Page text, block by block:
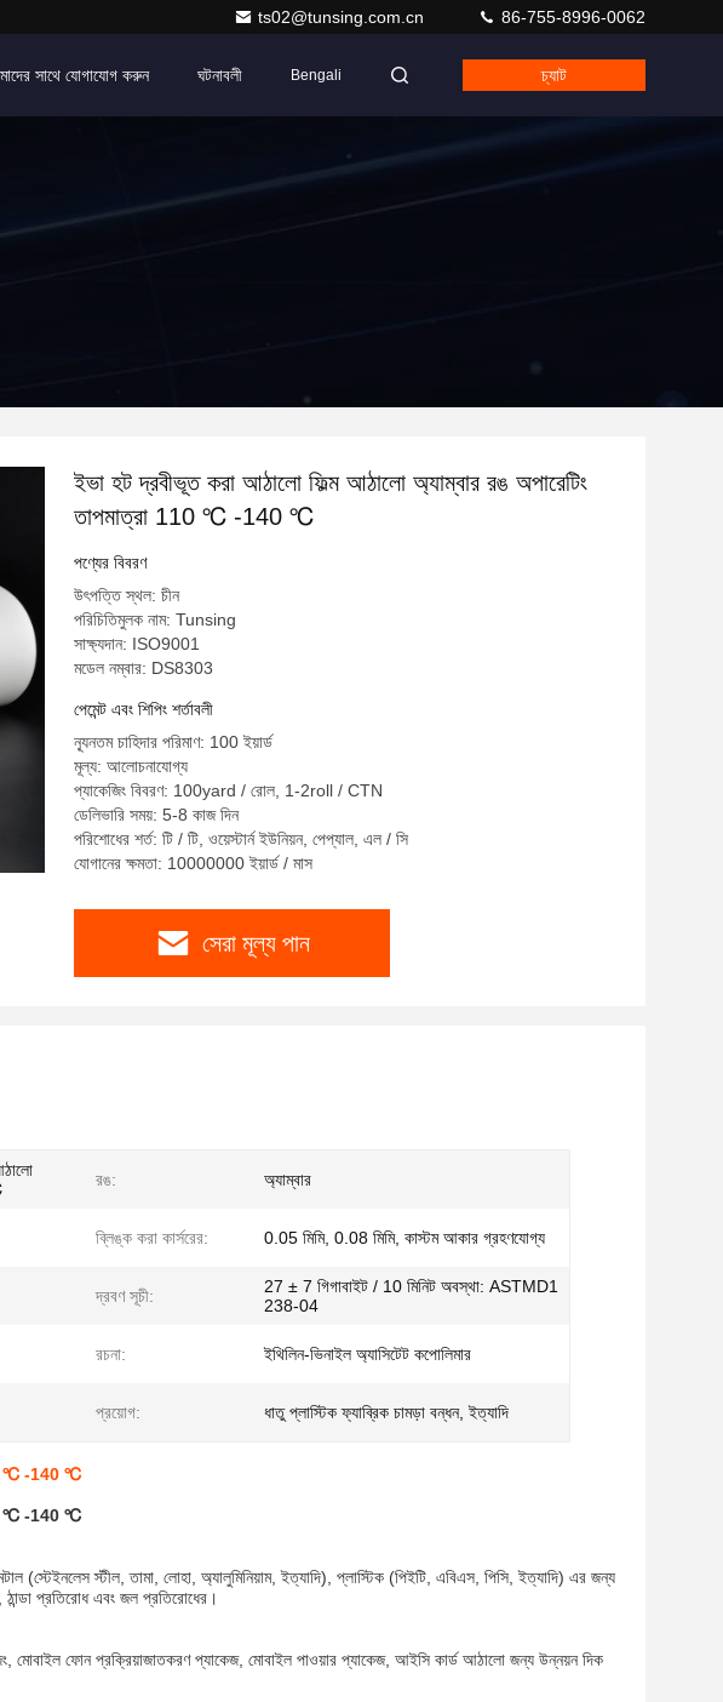
ts02@tunsing.com.cn 86-755-8996-0062
সাথে যোগাযোগ করুন ঘটনাবলী Bengali চ্যাট
ইভা হট দ্রবীভূত করা আঠালো ফিল্ম আঠালো অ্যাম্বার রঙ অপারেটিং
তাপমাত্রা 110 ℃ -140 ℃
পণ্যের বিবরণ
উৎপত্তি স্থল: চীন
পরিচিতিমুলক নাম: Tunsing
সাক্ষ্যদান: ISO9001
মডেল নম্বার: DS8303
পেমেন্ট এবং শিপিং শর্তাবলী
ন্যূনতম চাহিদার পরিমাণ: 100 ইয়ার্ড
মূল্য: আলোচনাযোগ্য
প্যাকেজিং বিবরণ: 100yard / রোল, 1-2roll / CTN
ডেলিভারি সময়: 5-8 কাজ দিন
পরিশোধের শর্ত: টি / টি, ওয়েস্টার্ন ইউনিয়ন, পেপ্যাল, এল / সি
যোগানের ক্ষমতা: 10000000 ইয়ার্ড / মাস
সেরা মূল্য পান
রঙ: অ্যাম্বার
ব্লিঙ্ক করা কার্সরের: 0.05 মিমি, 0.08 মিমি, কাস্টম আকার গ্রহণযোগ্য
দ্রবণ সূচী:
27 ± 7 গিগাবাইট / 10 মিনিট অবস্থা: ASTMD1
238-04
রচনা: ইথিলিন-ভিনাইল অ্যাসিটেট কপোলিমার
প্রয়োগ: ধাতু প্লাস্টিক ফ্যাব্রিক চামড়া বন্ধন, ইত্যাদি
℃ -140 ℃
℃ -140 ℃
(স্টেইনলেস স্টীল, তামা, লোহা, অ্যালুমিনিয়াম, ইত্যাদি), প্লাস্টিক (পিইটি, এবিএস, পিসি, ইত্যাদি) এর জন্য
প্রতিরোধ এবং জল প্রতিরোধের।
মোবাইল ফোন প্রক্রিয়াজাতকরণ প্যাকেজ, মোবাইল পাওয়ার প্যাকেজ, আইসি কার্ড আঠালো জন্য উন্নয়ন দিক